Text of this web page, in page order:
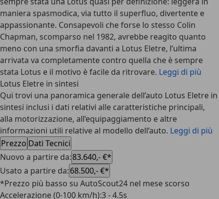
maniera spasmodica, via tutto il superfluo, divertente e
appassionante. Consapevoli che forse lo stesso Colin
Chapman, scomparso nel 1982, avrebbe reagito quanto
meno con una smorfia davanti a Lotus Eletre, l’ultima
arrivata va completamente contro quella che è sempre
stata Lotus e il motivo è facile da ritrovare. Leggi di più
Lotus Eletre in sintesi
Qui trovi una panoramica generale dell’auto Lotus Eletre in
sintesi inclusi i dati relativi alle caratteristiche principali,
alla motorizzazione, all’equipaggiamento e altre
informazioni utili relative al modello dell’auto. Leggi di più
Prezzo Dati Tecnici
Nuovo a partire da:83.640,- €*
Usato a partire da:68.500,- €*
*Prezzo più basso su AutoScout24 nel mese scorso
Accelerazione (0-100 km/h):3 - 4.5s